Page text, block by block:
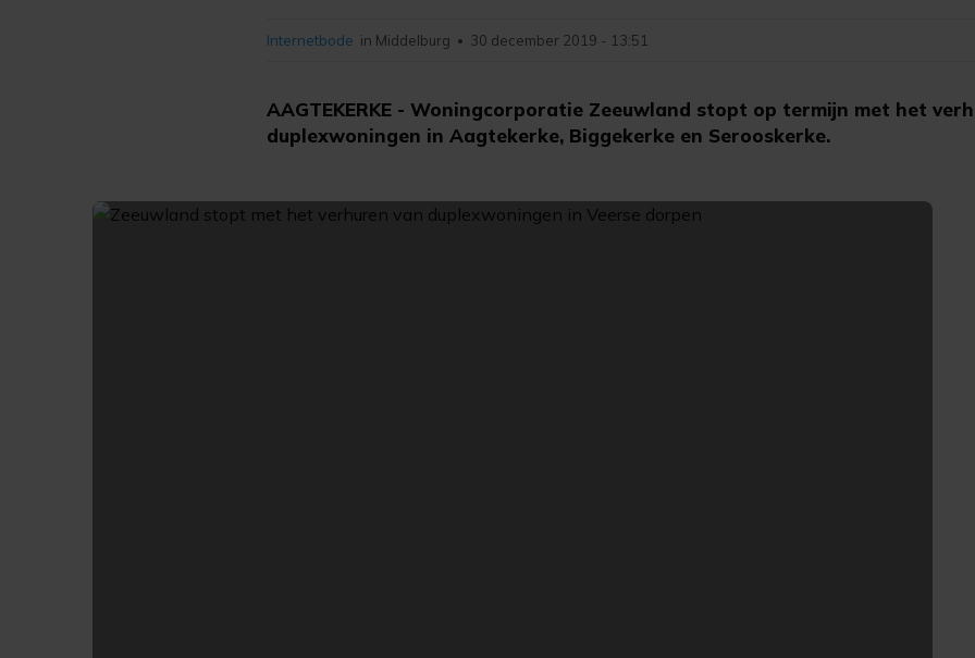
AAGTEKERKE - Woningcorporatie Zeeuwland stopt op termijn met het
duplexwoningen in Aagtekerke, Biggekerke en Serooskerke.
Internetbode in Middelburg • 30 december 2019 - 13:51